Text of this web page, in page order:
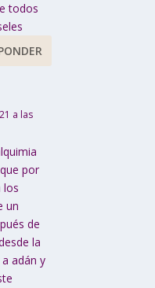
todos
a las
por
los
un
de
la
adán y